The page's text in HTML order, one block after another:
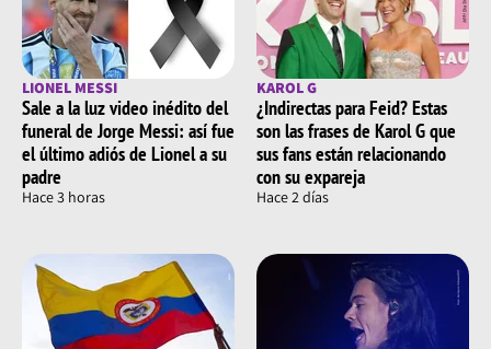
LIONEL MESSI
Sale a la luz video inédito del
funeral de Jorge Messi: así fue
el último adiós de Lionel a su
padre
Hace 3 horas
KAROL G
¿Indirectas para Feid? Estas
son las frases de Karol G que
sus fans están relacionando
con su expareja
Hace 2 días